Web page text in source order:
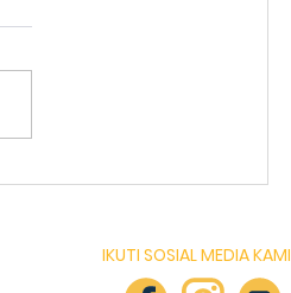
IKUTI SOSIAL MEDIA KAMI